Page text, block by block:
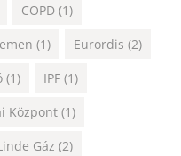
COPD (1)
(1) Eurordis (2)
(1) IPF (1)
Központ (1)
Gáz (2)